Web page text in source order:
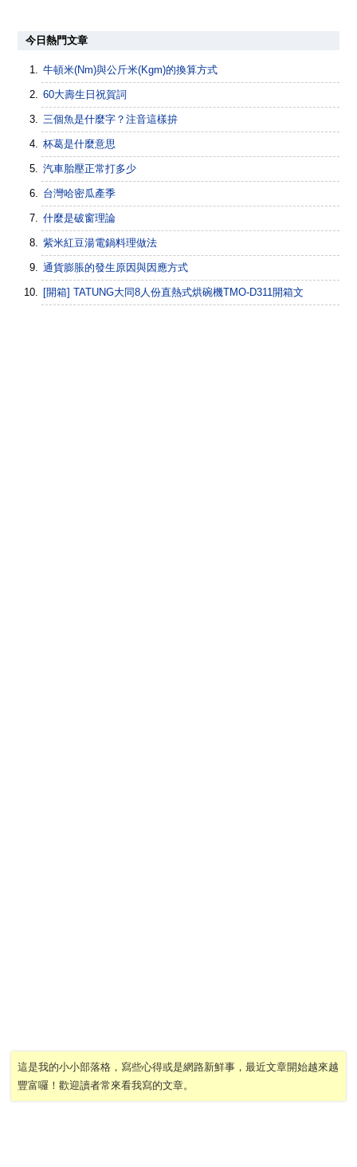
今日熱門文章
牛頓米(Nm)與公斤米(Kgm)的換算方式
60大壽生日祝賀詞
三個魚是什麼字？注音這樣拚
杯葛是什麼意思
汽車胎壓正常打多少
台灣哈密瓜產季
什麼是破窗理論
紫米紅豆湯電鍋料理做法
通貨膨脹的發生原因與因應方式
[開箱] TATUNG大同8人份直熱式烘碗機TMO-D311開箱文
這是我的小小部落格，寫些心得或是網路新鮮事，最近文章開始越來越
豐富囉！歡迎讀者常來看我寫的文章。